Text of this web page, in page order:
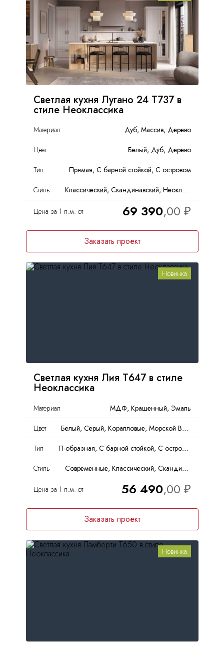
Светлая кухня Лугано 24 Т737 в
стиле Неоклассика
Материал
Дуб, Массив, Дерево
Цвет
Белый, Дуб, Дерево
Тип
Прямая, С барной стойкой, С островом
Стиль
Классический, Скандинавский, Неоклассика, Кантри
Цена за 1 п.м. от 69 390
Заказать проект
Новинка
Светлая кухня Лия Т647 в стиле
Неоклассика
Материал
МДФ, Крашенный, Эмаль
Цвет
Белый, Серый, Коралловые, Морской Волны, Голубой
Тип
П-образная, С барной стойкой, С островом
Стиль
Современные, Классический, Скандинавский, Неоклассика
Цена за 1 п.м. от 56 490
Заказать проект
Новинка